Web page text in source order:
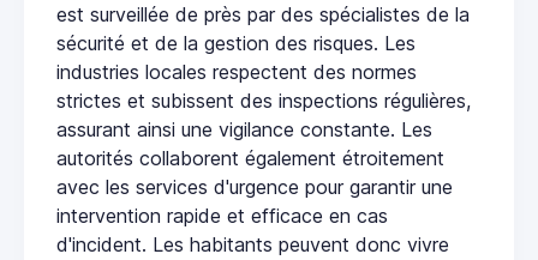
est surveillée de près par des spécialistes de la
sécurité et de la gestion des risques. Les
industries locales respectent des normes
strictes et subissent des inspections régulières,
assurant ainsi une vigilance constante. Les
autorités collaborent également étroitement
avec les services d'urgence pour garantir une
intervention rapide et efficace en cas
d'incident. Les habitants peuvent donc vivre